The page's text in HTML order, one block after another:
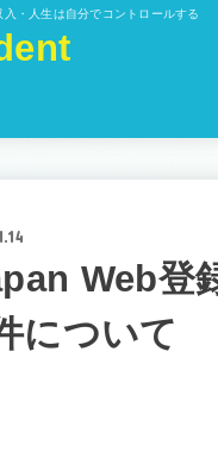
・人生は自分でコントロールする
Web登
について